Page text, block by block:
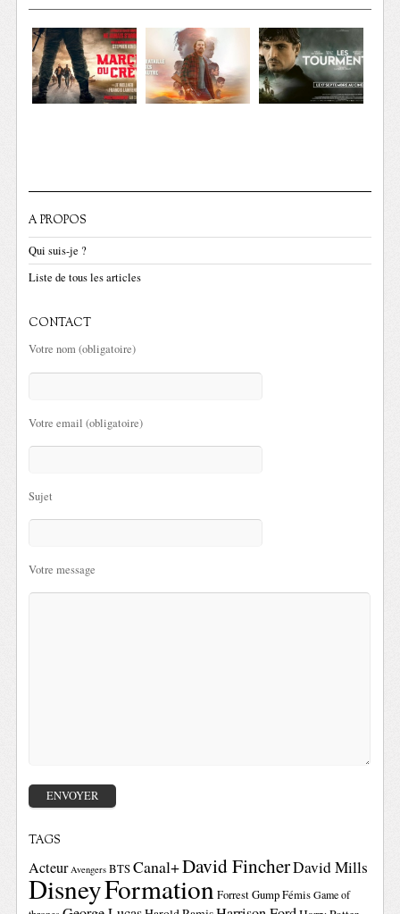
A PROPOS
Qui suis-je ?
Liste de tous les articles
CONTACT
Votre nom (obligatoire)
Votre email (obligatoire)
Sujet
Votre message
TAGS
Acteur Avengers BTSCanal+David FincherDavid Mills
DisneyFormationForrest GumpFémis Game of